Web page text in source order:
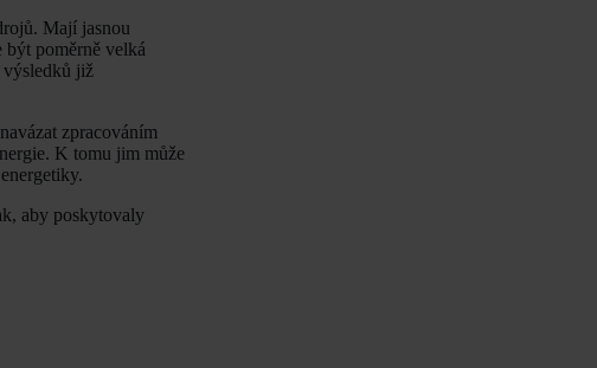
Mají jasnou
být poměrně velká
výsledků již
zpracováním
K tomu jim může
aby poskytovaly